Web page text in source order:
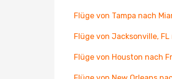
Flüge von Tampa nach
Flüge von Jacksonville, FL
Flüge von Houston nach